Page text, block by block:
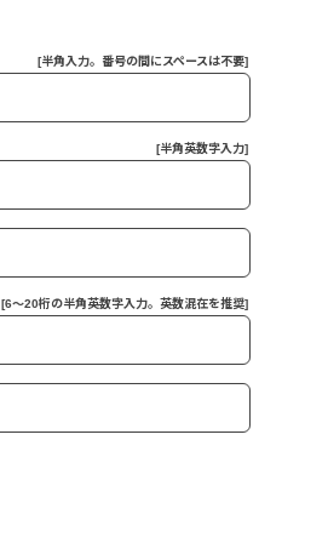
[半角入力。番号の間にスペースは不要]
[半角英数字入力]
[6～20桁の半角英数字入力。英数混在を推奨]